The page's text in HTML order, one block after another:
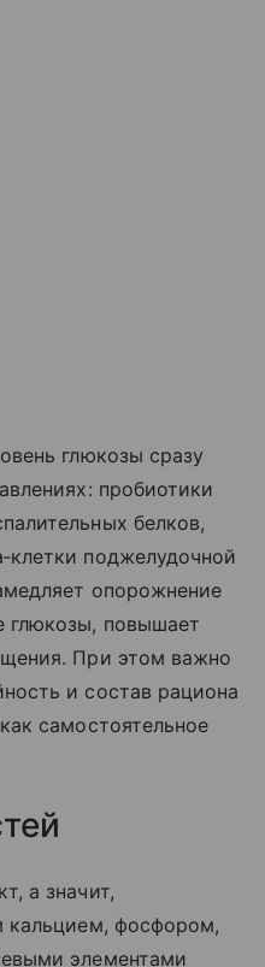
глюкозы сразу
пробиотики
белков,
поджелудочной
опорожнение
глюкозы, повышает
При этом важно
и состав рациона
самостоятельное
а значит,
кальцием, фосфором,
элементами